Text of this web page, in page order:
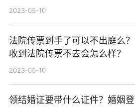
2023-05-10
法院传票到手了可以不出庭么？
收到法院传票不去会怎么样？
2023-05-10
领结婚证要带什么证件？婚姻登